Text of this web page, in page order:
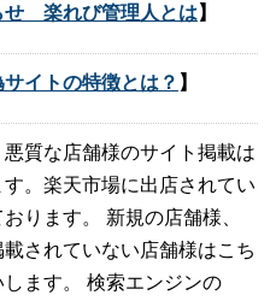
せ 楽れび管理人とは 】
イトの特徴とは？ 】
質な店舗様のサイト掲載は
。楽天市場に出店されてい
ります。 新規の店舗様、
されていない店舗様はこち
ます。 検索エンジンの